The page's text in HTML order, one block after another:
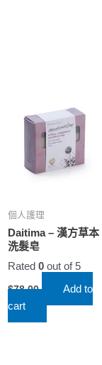
個人護理
Daitima – 漢方草本
洗髮皂
Rated0 out of 5
$78.00
Add to
cart